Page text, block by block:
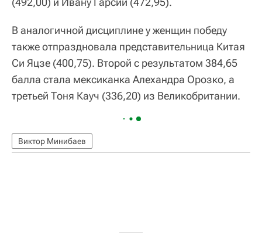
В аналогичной дисциплине у женщин победу
также отпраздновала представительница Китая
Си Яцзе (400,75). Второй с результатом 384,65
балла стала мексиканка Алехандра Орозко, а
третьей Тоня Кауч (336,20) из Великобритании.
Виктор Минибаев